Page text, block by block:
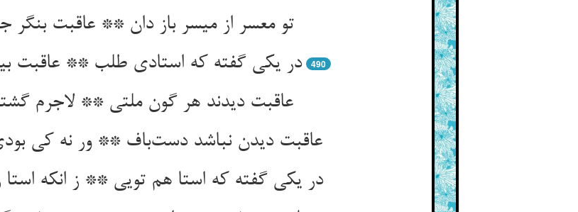
490
عاقبت دیدند هر گون ملتی ** لاجرم گشتند اسیر زلتی‌‌
عاقبت دیدن نباشد دست‌‌باف ** ور نه کی بودی ز دینها اختلاف‌‌